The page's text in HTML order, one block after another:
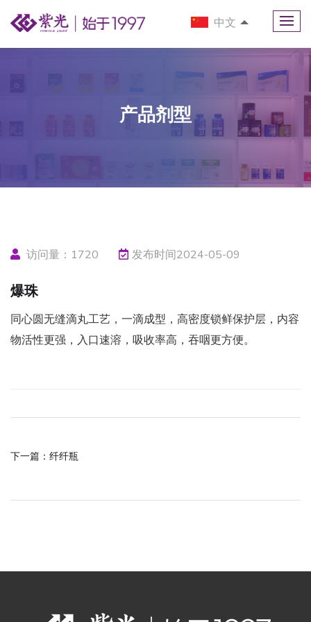
中文
产品剂型
访问量： 1720 发布时间2024-05-09
爆珠
同心圆无缝滴丸工艺，一滴成型，高密度锁鲜保护层，内容
物活性更强，入口速溶，吸收率高，吞咽更方便。
下一篇： 纤纤瓶